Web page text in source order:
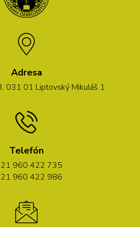
Adresa
031 01 Liptovský Mikuláš 1
Telefón
960 422 735
960 422 986